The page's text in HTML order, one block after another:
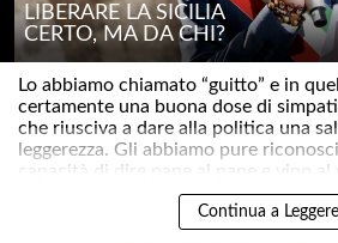
LIBERARE LA SICILIA
CERTO, MA DA CHI?
Lo abbiamo chiamato “guitto” e in
certamente una buona dose di
che riusciva a dare alla politica una
leggerezza. Gli abbiamo pure
capacità di dire pane al pane e vino al
Continua a Leggere